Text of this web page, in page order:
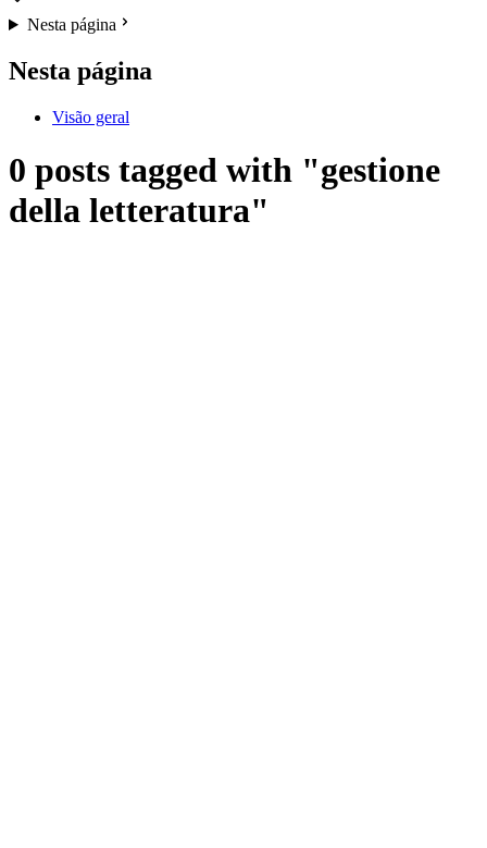
Nesta página
Nesta página
Visão geral
0 posts tagged with "gestione
della letteratura"